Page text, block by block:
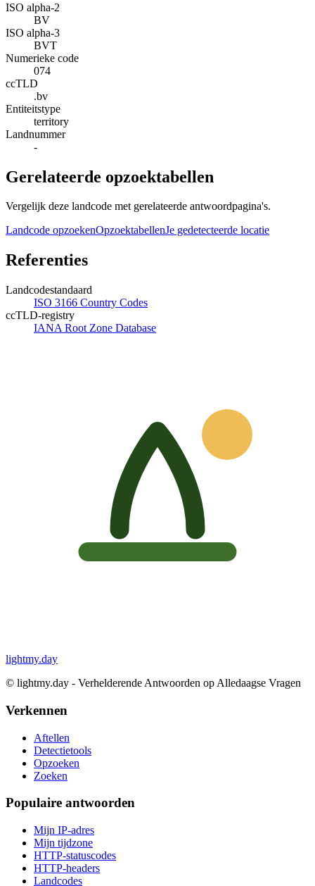
ISO alpha-2
BV
ISO alpha-3
BVT
Numerieke code
074
ccTLD
.bv
Entiteitstype
territory
Landnummer
-
Gerelateerde opzoektabellen
Vergelijk deze landcode met gerelateerde antwoordpagina's.
Landcode opzoekenOpzoektabellenJe gedetecteerde locatie
Referenties
Landcodestandaard
ISO 3166 Country Codes
ccTLD-registry
IANA Root Zone Database
lightmy.day
© lightmy.day - Verhelderende Antwoorden op Alledaagse Vragen
Verkennen
Aftellen
Detectietools
Opzoeken
Zoeken
Populaire antwoorden
Mijn IP-adres
Mijn tijdzone
HTTP-statuscodes
HTTP-headers
Landcodes